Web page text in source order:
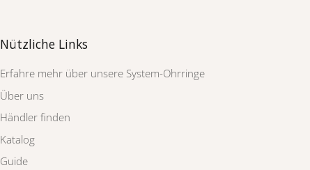
Nützliche Links
Erfahre mehr über unsere System-Ohrringe
Über uns
Händler finden
Katalog
Guide